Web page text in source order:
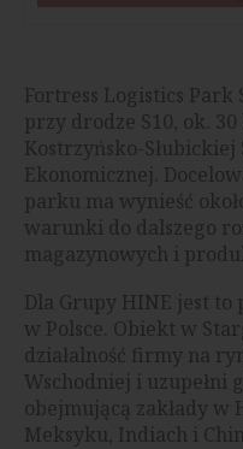
Fortress Logistics
przy drodze S10, ok.
Kostrzyńsko-
Ekonomicznej.
parku ma wynieść
warunki do dalszego
magazynowych i
Dla Grupy HINE jest
w Polsce. Obiekt w
działalność firmy na
Wschodniej i uzupełni
obejmującą zakłady w
Meksyku, Indiach i